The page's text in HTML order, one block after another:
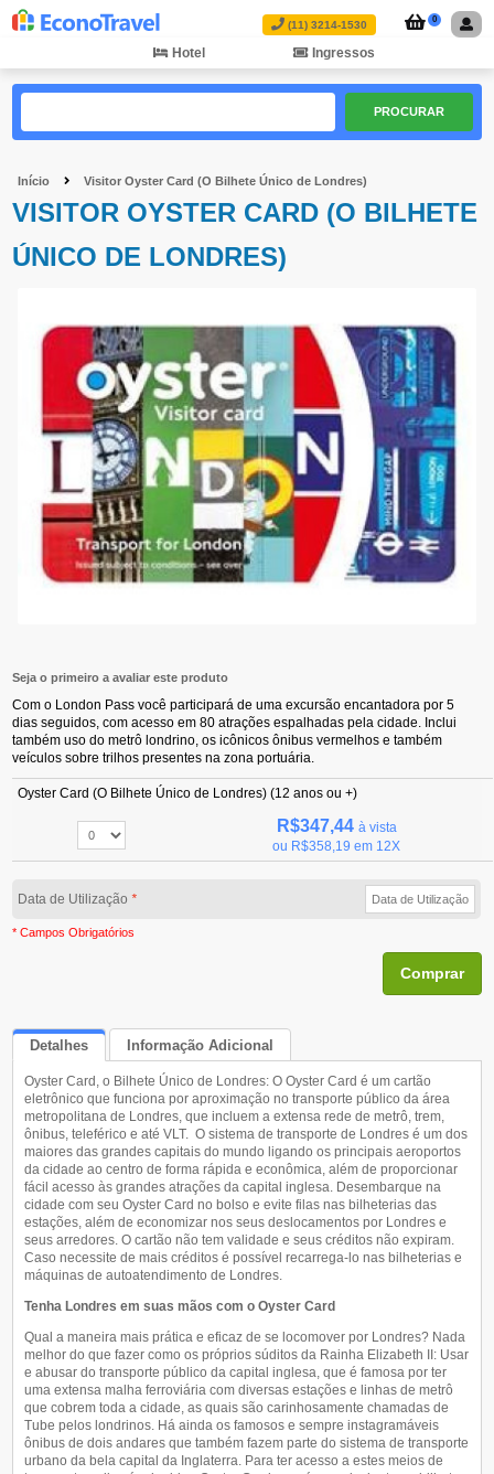
(11) 3214-1530 0
Hotel Ingressos
PROCURAR
Início Visitor Oyster Card (O Bilhete Único de Londres)
VISITOR OYSTER CARD (O BILHETE
ÚNICO DE LONDRES)
Seja o primeiro a avaliar este produto
Com o London Pass você participará de uma excursão encantadora por 5
dias seguidos, com acesso em 80 atrações espalhadas pela cidade. Inclui
também uso do metrô londrino, os icônicos ônibus vermelhos e também
veículos sobre trilhos presentes na zona portuária.
Oyster Card (O Bilhete Único de Londres) (12 anos ou +)
R$347,44 à vista
ou R$358,19 em 12X
Data de Utilização*
* Campos Obrigatórios
Comprar
Detalhes Informação Adicional
Queremos Saber Sua Opinião
Oyster Card, o Bilhete Único de Londres: O Oyster Card é um cartão
eletrônico que funciona por aproximação no transporte público da área
metropolitana de Londres, que incluem a extensa rede de metrô, trem,
ônibus, teleférico e até VLT. O sistema de transporte de Londres é um dos
maiores das grandes capitais do mundo ligando os principais aeroportos
da cidade ao centro de forma rápida e econômica, além de proporcionar
fácil acesso às grandes atrações da capital inglesa. Desembarque na
cidade com seu Oyster Card no bolso e evite filas nas bilheterias das
estações, além de economizar nos seus deslocamentos por Londres e
seus arredores. O cartão não tem validade e seus créditos não expiram.
Caso necessite de mais créditos é possível recarrega-lo nas bilheterias e
máquinas de autoatendimento de Londres.
Tenha Londres em suas mãos com o Oyster Card
Qual a maneira mais prática e eficaz de se locomover por Londres? Nada
melhor do que fazer como os próprios súditos da Rainha Elizabeth II: Usar
e abusar do transporte público da capital inglesa, que é famosa por ter
uma extensa malha ferroviária com diversas estações e linhas de metrô
que cobrem toda a cidade, as quais são carinhosamente chamadas de
Tube pelos londrinos. Há ainda os famosos e sempre instagramáveis
ônibus de dois andares que também fazem parte do sistema de transporte
urbano da bela capital da Inglaterra. Para ter acesso a estes meios de